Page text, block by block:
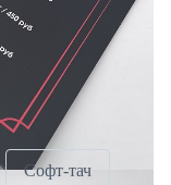
Софт-тач